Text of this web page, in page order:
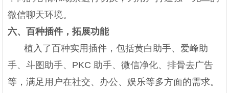
微信聊天环境。
六、百种插件，拓展功能
植入了百种实用插件，包括黄白助手、爱峰助
手、斗图助手、PKC 助手、微信净化、排骨去广告
等，满足用户在社交、办公、娱乐等多方面的需求。